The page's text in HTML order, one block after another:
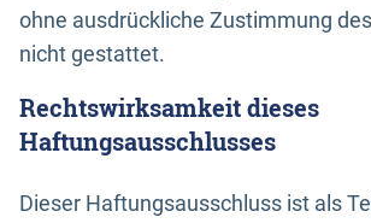
ohne ausdrückliche Zustimmung
nicht gestattet.
Rechtswirksamkeit dieses
Haftungsausschlusses
Dieser Haftungsausschluss ist als